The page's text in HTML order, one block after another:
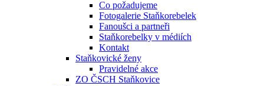
Co požadujeme
Fotogalerie Staňkorebelek
Fanoušci a partneři
Staňkorebelky v médiích
Kontakt
Staňkovické ženy
Pravidelné akce
ZO ČSCH Staňkovice